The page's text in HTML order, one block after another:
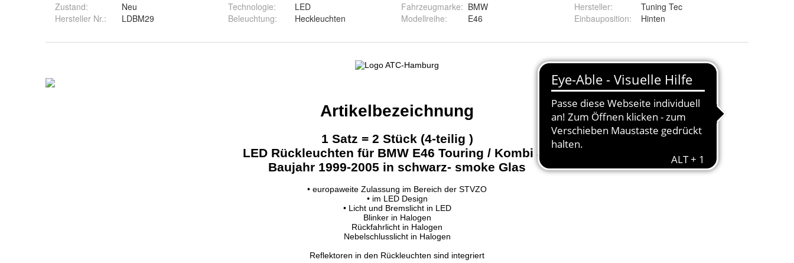
Zustand:
Neu
Hersteller Nr.:
LDBM29
Technologie:
LED
Beleuchtung: Heckleuchten
Fahrzeugmarke: BMW
Modellreihe: E46
Hersteller:
Tuning Tec
Einbauposition: Hinten